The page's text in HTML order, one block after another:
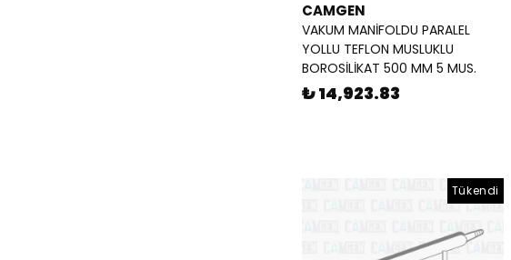
CAMGEN
VAKUM MANİFOLDU PARALEL
YOLLU TEFLON MUSLUKLU
BOROSİLİKAT 500 MM 5 MUS.
₺ 14,923.83
Tükendi